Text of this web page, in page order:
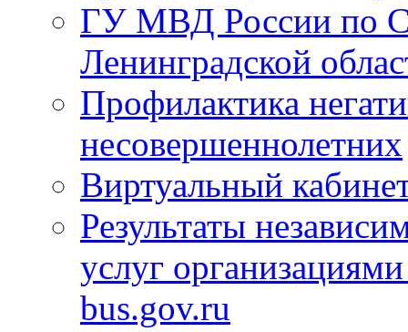
ГУ МВД России по
Ленинградской
Профилактика
несовершеннолетних
Виртуальный
Результаты
услуг
bus.gov.ru